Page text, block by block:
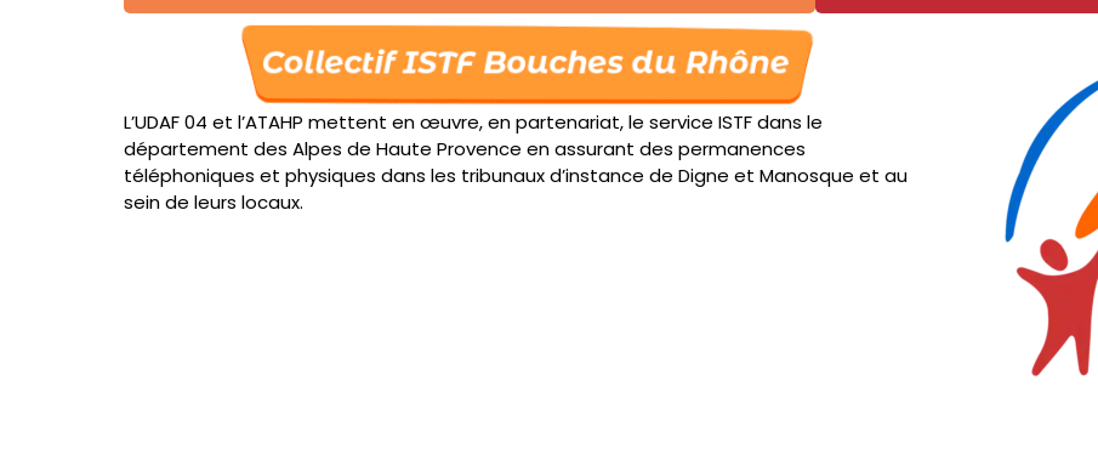
L’UDAF 04 et l’ATAHP mettent en œuvre, en partenariat, le service ISTF dans le
département des Alpes de Haute Provence en assurant des permanences
téléphoniques et physiques dans les tribunaux d’instance de Digne et Manosque et au
sein de leurs locaux.